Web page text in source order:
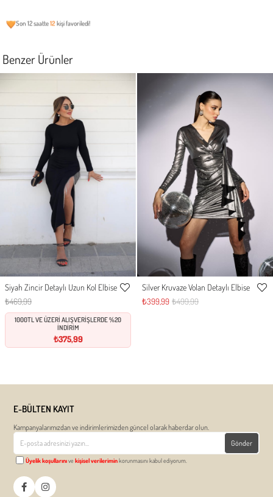
Son 12 saatte 12 kişi favoriledi!
Benzer Ürünler
M
Siyah Zincir Detaylı Uzun Kol Elbise
Favorilere
Ekle
₺469,99
1000TL VE ÜZERİ ALIŞVERİŞLERDE %20
İNDİRİM
₺375,99
Silver Kruvaze Volan Detaylı Elbise
₺399,99 ₺499,99
E-BÜLTEN KAYIT
Kampanyalarımızdan ve indirimlerimizden güncel olarak haberdar olun.
Gönder
Üyelik koşullarınıvekişisel verileriminkorunmasını kabul ediyorum.